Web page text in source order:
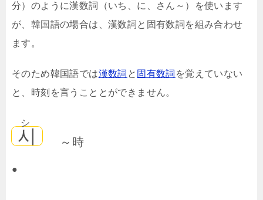
分）のように漢数詞（いち、に、さん～）を使います
が、韓国語の場合は、漢数詞と固有数詞を組み合わせ
ます。
そのため韓国語では漢数詞 と 固有数詞 を覚えていない
と、時刻を言うこととができません。
シ
시 ～時
●